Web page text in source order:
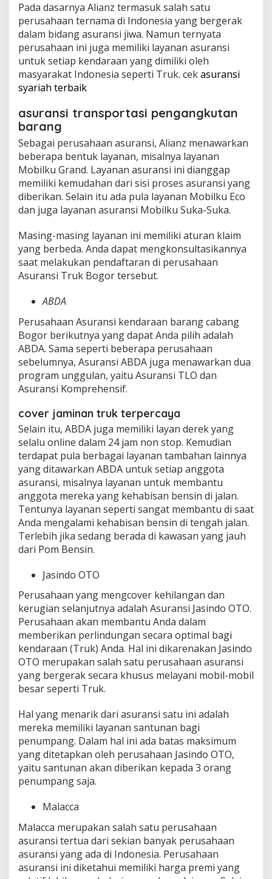
Pada dasarnya Alianz termasuk salah satu
perusahaan ternama di Indonesia yang bergerak
dalam bidang asuransi jiwa. Namun ternyata
perusahaan ini juga memiliki layanan asuransi
untuk setiap kendaraan yang dimiliki oleh
masyarakat Indonesia seperti Truk. cekasuransi
syariah terbaik
asuransi transportasi pengangkutan
barang
Sebagai perusahaan asuransi, Alianz menawarkan
beberapa bentuk layanan, misalnya layanan
Mobilku Grand. Layanan asuransi ini dianggap
memiliki kemudahan dari sisi proses asuransi yang
diberikan. Selain itu ada pula layanan Mobilku Eco
dan juga layanan asuransi Mobilku Suka-Suka.
Masing-masing layanan ini memiliki aturan klaim
yang berbeda. Anda dapat mengkonsultasikannya
saat melakukan pendaftaran di perusahaan
Asuransi Truk Bogor tersebut.
ABDA
Perusahaan Asuransi kendaraan barang cabang
Bogor berikutnya yang dapat Anda pilih adalah
ABDA. Sama seperti beberapa perusahaan
sebelumnya, Asuransi ABDA juga menawarkan dua
program unggulan, yaitu Asuransi TLO dan
Asuransi Komprehensif.
cover jaminan truk terpercaya
Selain itu, ABDA juga memiliki layan derek yang
selalu online dalam 24 jam non stop. Kemudian
terdapat pula berbagai layanan tambahan lainnya
yang ditawarkan ABDA untuk setiap anggota
asuransi, misalnya layanan untuk membantu
anggota mereka yang kehabisan bensin di jalan.
Tentunya layanan seperti sangat membantu di saat
Anda mengalami kehabisan bensin di tengah jalan.
Terlebih jika sedang berada di kawasan yang jauh
dari Pom Bensin.
Jasindo OTO
Perusahaan yang mengcover kehilangan dan
kerugian selanjutnya adalah Asuransi Jasindo OTO.
Perusahaan akan membantu Anda dalam
memberikan perlindungan secara optimal bagi
kendaraan (Truk) Anda. Hal ini dikarenakan Jasindo
OTO merupakan salah satu perusahaan asuransi
yang bergerak secara khusus melayani mobil-mobil
besar seperti Truk.
Hal yang menarik dari asuransi satu ini adalah
mereka memiliki layanan santunan bagi
penumpang. Dalam hal ini ada batas maksimum
yang ditetapkan oleh perusahaan Jasindo OTO,
yaitu santunan akan diberikan kepada 3 orang
penumpang saja.
Malacca
Malacca merupakan salah satu perusahaan
asuransi tertua dari sekian banyak perusahaan
asuransi yang ada di Indonesia. Perusahaan
asuransi ini diketahui memiliki harga premi yang